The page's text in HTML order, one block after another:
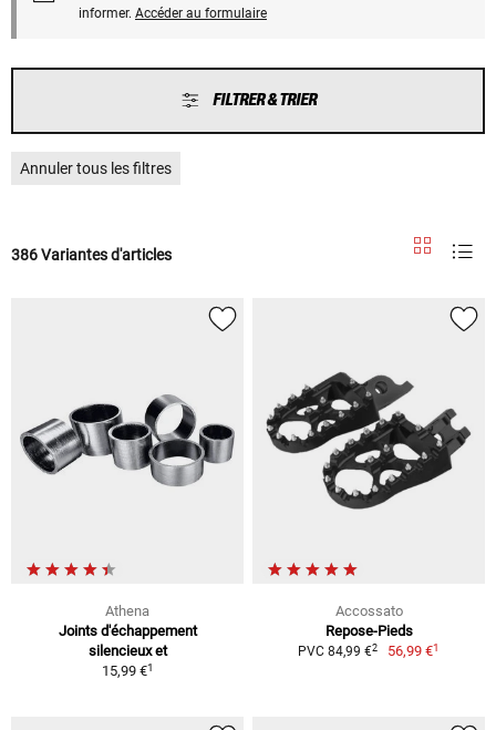
informer. Accéder au formulaire
FILTRER & TRIER
Annuler tous les filtres
386 Variantes d'articles
Athena
Joints d'échappement
silencieux et
15,99 €1
Accossato
Repose-Pieds
PVC 84,99 €2 56,99 €1